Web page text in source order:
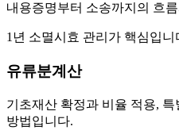
내용증명부터 소송까지의 흐
1년 소멸시효 관리가 핵심입니
유류분계산
기초재산 확정과 비율 적용,
방법입니다.